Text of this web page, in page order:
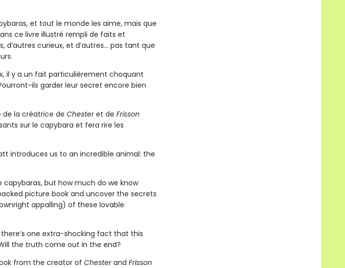
et tout le monde les aime, mais que
ce livre illustré rempli de faits et
curieux, et d’autres... pas tant que
il y a un fait particulièrement choquant
ils garder leur secret encore bien
de la créatrice de Chesteret de Frisson
sur le capybara et fera rire les
introduces us to an incredible animal: the
capybaras, but how much do we know
picture book and uncover the secrets
appalling) of these lovable
one extra-shocking fact that this
the truth come out in the end?
from the creator of Chesterand Frisson